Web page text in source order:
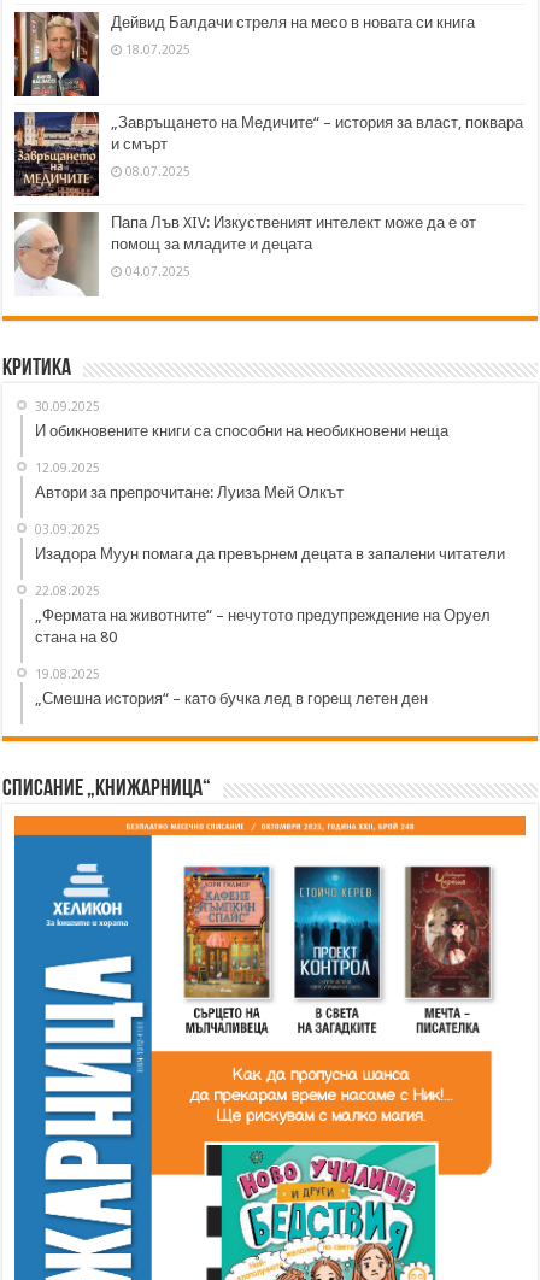
Дейвид Балдачи стреля на месо в новата си книга
18.07.2025
„Завръщането на Медичите“ – история за власт, поквара
и смърт
08.07.2025
Папа Лъв XIV: Изкуственият интелект може да е от
помощ за младите и децата
04.07.2025
Критика
30.09.2025
И обикновените книги са способни на необикновени неща
12.09.2025
Автори за препрочитане: Луиза Мей Олкът
03.09.2025
Изадора Муун помага да превърнем децата в запалени читатели
22.08.2025
„Фермата на животните“ – нечутото предупреждение на Оруел
стана на 80
19.08.2025
„Смешна история“ – като бучка лед в горещ летен ден
Списание „Книжарница“